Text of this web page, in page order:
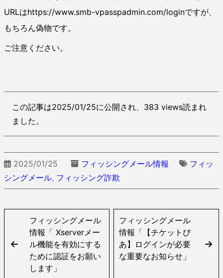
URLはhttps://www.smb-vpasspadmin.com/loginですが、
もちろん偽物です。
ご注意ください。
この記事は2025/01/25に公開され、383 views読まれ
ました。
2025/01/25 フィッシングメール情報
フィッ
シングメール, フィッシング詐欺
フィッシングメール
情報「 Xserverメー
ル機能を有効にする
ために認証をお願い
します」
フィッシングメール
情報「【チケットぴ
あ】ログインが必要
な重要なお知らせ」